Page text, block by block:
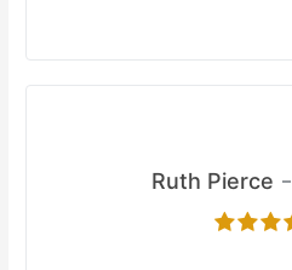
Ruth Pierce